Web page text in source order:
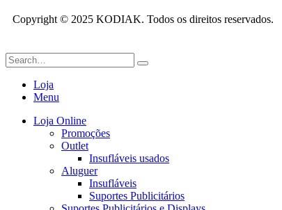
Copyright © 2025 KODIAK. Todos os direitos reservados.
Loja
Menu
Loja Online
Promoções
Outlet
Insufláveis usados
Aluguer
Insufláveis
Suportes Publicitários